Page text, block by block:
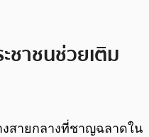
ชาชนช่วยเติม
สายกลางที่ชาญฉลาดใน